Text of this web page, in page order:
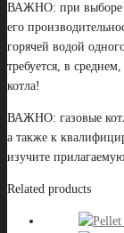
ВАЖНО: при выборе
его
горячей водой
требуется, в
котла!
ВАЖНО: газовые
а также к
изучите
Related products